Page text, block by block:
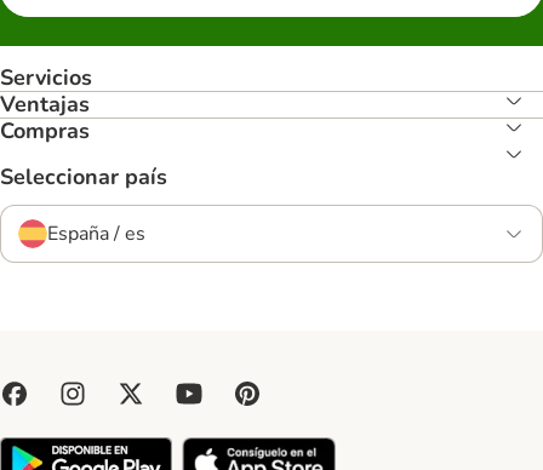
Servicios
Ventajas
Compras
Seleccionar país
España / es